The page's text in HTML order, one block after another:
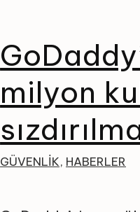
milyon
GÜVENLIK, HABERLER